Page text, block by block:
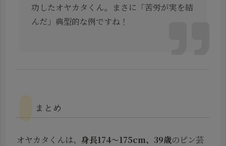
功したオヤカタくん。まさに「苦労が実を結
んだ」典型的な例ですね！
まとめ
オヤカタくんは、 身長174〜175cm、39歳のピン芸